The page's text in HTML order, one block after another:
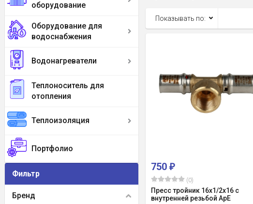
оборудование
Оборудование для
водоснабжения
Водонагреватели
Теплоноситель для
отопления
Теплоизоляция
Портфолио
Фильтр
Бренд
Показывать по:
750₽
(0)
Пресс тройник 16x1/2x16 с
внутренней резьбой ApE